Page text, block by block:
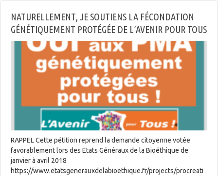
NATURELLEMENT, JE SOUTIENS LA FÉCONDATION
GÉNÉTIQUEMENT PROTÉGÉE DE L’AVENIR POUR TOUS
RAPPEL Cette pétition reprend la demande citoyenne votée
favorablement lors des Etats Généraux de la Bioéthique de
janvier à avril 2018
https://www.etatsgenerauxdelabioethique.fr/projects/procreati